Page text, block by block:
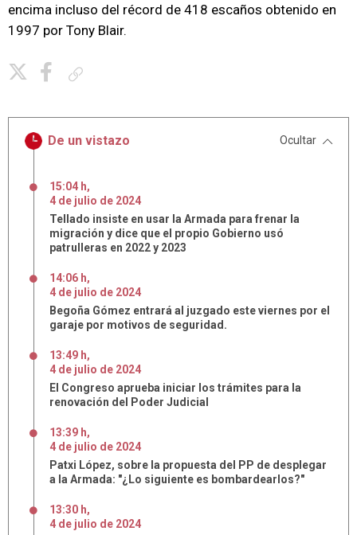
encima incluso del récord de 418 escaños obtenido en
1997 por Tony Blair.
De un vistazo Ocultar
15:04 h,
4 de julio de 2024
Tellado insiste en usar la Armada para frenar la
migración y dice que el propio Gobierno usó
patrulleras en 2022 y 2023
14:06 h,
4 de julio de 2024
Begoña Gómez entrará al juzgado este viernes por el
garaje por motivos de seguridad.
13:49 h,
4 de julio de 2024
El Congreso aprueba iniciar los trámites para la
renovación del Poder Judicial
13:39 h,
4 de julio de 2024
Patxi López, sobre la propuesta del PP de desplegar
a la Armada: "¿Lo siguiente es bombardearlos?"
13:30 h,
4 de julio de 2024